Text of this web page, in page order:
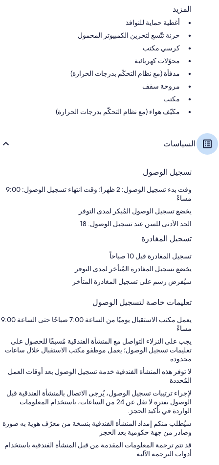
المزيد
أغطية حماية للنوافذ
خزنة تتّسع لتخزين الكمبيوتر المحمول
كرسي مكتب
محوّلات كهربائية
مدفأة (مع نظام التحكّم بدرجات الحرارة)
مروحة سقف
مكتب
مكيّف هواء (مع نظام التحكّم بدرجات الحرارة)
السياسات
تسجيل الوصول
وقت بدء تسجيل الوصول: 2 ظهرا؛ وقت انتهاء تسجيل الوصول: 9:00
مساءً
يخضع تسجيل الوصول المُبكر لمدى التوفر
الحد الأدنى للسن عند تسجيل الوصول: 18
تسجيل المغادرة
تسجيل المغادرة قبل 10 صباحاً
يخضع تسجيل المغادرة المُتأخر لمدى التوفر
سيُفرض رسم على تسجيل المغادرة المتأخر
تعليمات خاصة لتسجيل الوصول
يعمل مكتب الاستقبال يوميًا من الساعة 7:00 صباحًا حتى الساعة 9:00
مساءً
يجب على النزلاء التواصل مع المنشأة الفندقية مُسبقًا للحصول على
تعليمات تسجيل الوصول؛ يعمل موظفو مكتب الاستقبال خلال ساعات
محدودة
لا توفر هذه المنشأة الفندقية خدمة تسجيل الوصول بعد أوقات العمل
المُحددة
لإجراء ترتيبات تسجيل الوصول، يُرجى الاتصال بالمنشأة الفندقية قبل
الوصول بفترة لا تقل عن 24 من الساعات، باستخدام المعلومات
الواردة في تأكيد الحجز.
سيُطلب منكم إمداد المنشأة الفندقية بنسخة من معرّف هوية به صورة
وصادر من جهة حكومية بعد الحجز
قد تتم ترجمة المعلومات المقدمة من قبل المنشأة الفندقية باستخدام
أدوات الترجمة الآلية